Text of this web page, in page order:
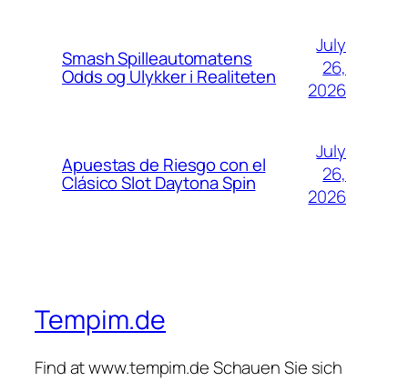
Smash Spilleautomatens
Odds og Ulykker i Realiteten
July
26,
2026
Apuestas de Riesgo con el
Clásico Slot Daytona Spin
July
26,
2026
Tempim.de
Find at www.tempim.de Schauen Sie sich